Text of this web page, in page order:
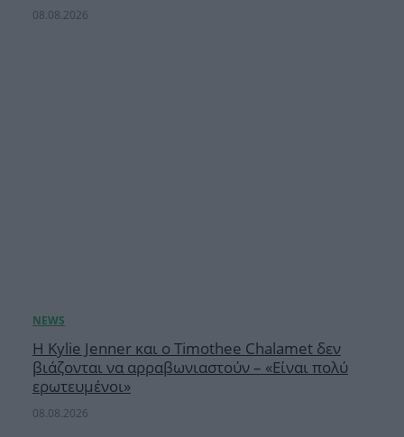
08.08.2026
Η Kylie Jenner και ο Timothee Chalamet δεν
βιάζονται να αρραβωνιαστούν – «Είναι πολύ
ερωτευμένοι»
08.08.2026